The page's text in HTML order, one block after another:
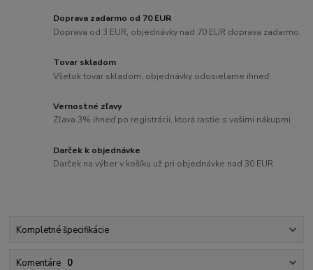
Doprava zadarmo od 70 EUR
Doprava od 3 EUR, objednávky nad 70 EUR doprava zadarmo.
Tovar skladom
Všetok tovar skladom, objednávky odosielame ihneď.
Vernostné zľavy
Zľava 3% ihneď po registrácii, ktorá rastie s vašimi nákupmi.
Darček k objednávke
Darček na výber v košíku už pri objednávke nad 30 EUR.
Kompletné špecifikácie
Komentáre 0